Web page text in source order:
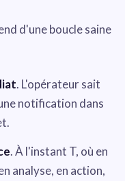
d'une boucle saine
. L'opérateur sait
notification dans
. À l'instant T, où en
analyse, en action,